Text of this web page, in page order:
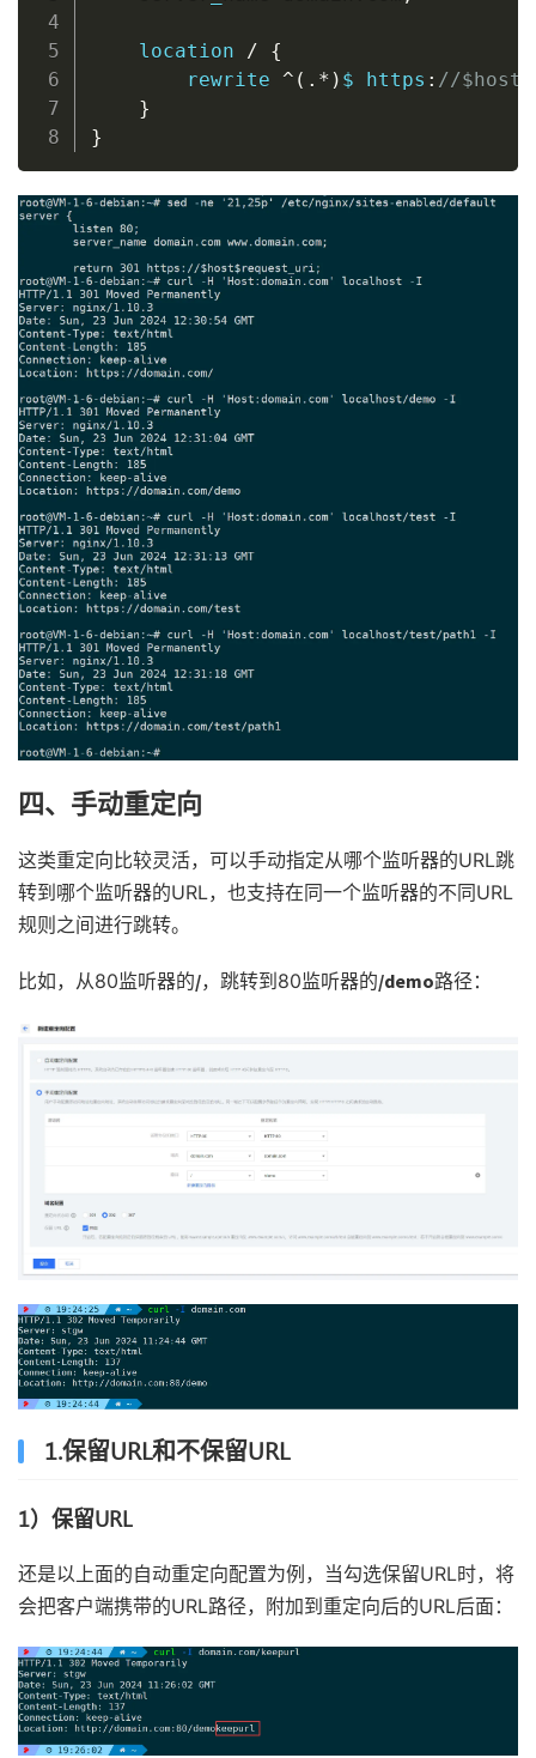
location /
{
rewrite ^(.*) $ https : //$host
}
}
四、手动重定向
这类重定向比较灵活，可以手动指定从哪个监听器的URL跳
转到哪个监听器的URL，也支持在同一个监听器的不同URL
规则之间进行跳转。
比如，从80监听器的/，跳转到80监听器的/demo路径：
1.保留URL和不保留URL
1）保留URL
还是以上面的自动重定向配置为例，当勾选保留URL时，将
会把客户端携带的URL路径，附加到重定向后的URL后面：